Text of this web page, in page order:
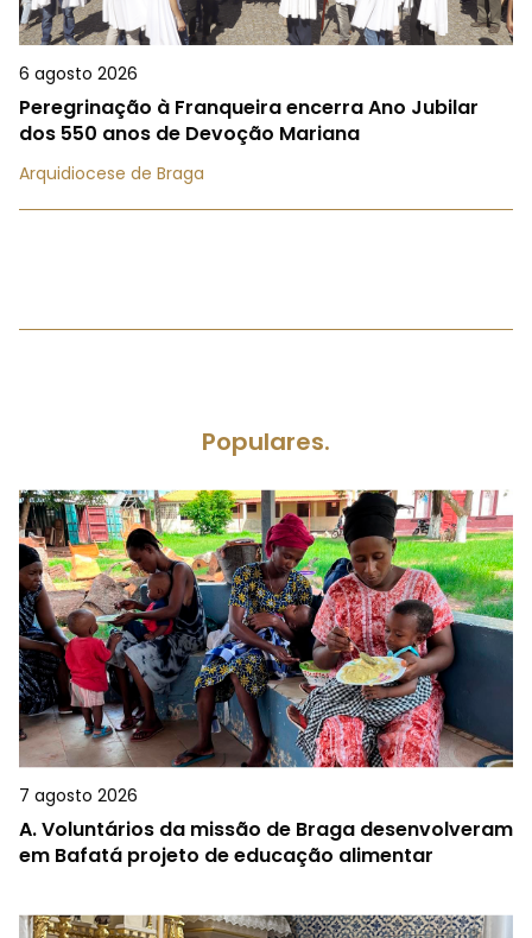
6 agosto 2026
Peregrinação à Franqueira encerra Ano Jubilar
dos 550 anos de Devoção Mariana
Arquidiocese de Braga
Populares.
7 agosto 2026
A.Voluntários da missão de Braga desenvolveram
em Bafatá projeto de educação alimentar